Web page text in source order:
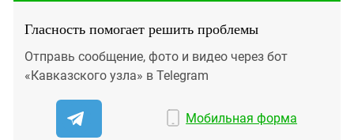
Гласность помогает решить проблемы
Отправь сообщение, фото и видео через бот
«Кавказского узла» в Telegram
Мобильная форма